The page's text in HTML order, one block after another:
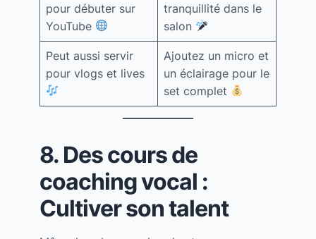
pour débuter sur
YouTube
tranquillité dans le
salon
Peut aussi servir
pour vlogs et lives
Ajoutez un micro et
un éclairage pour le
set complet
8. Des cours de
coaching vocal :
Cultiver son talent